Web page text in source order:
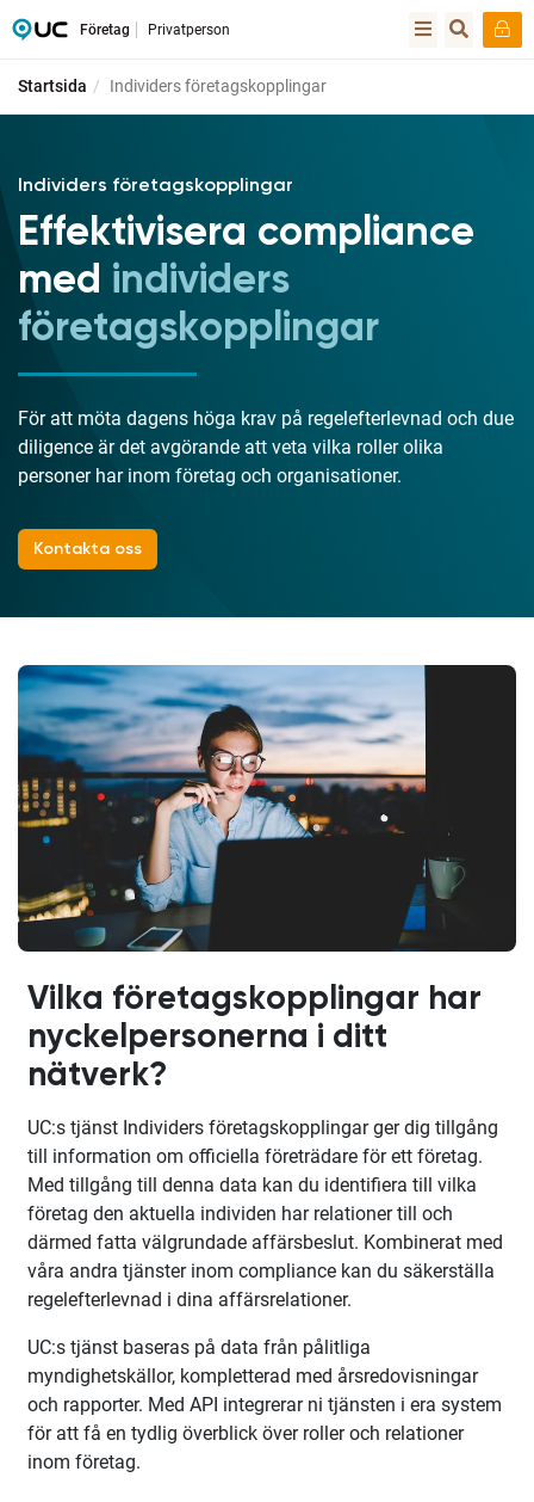
Företag Privatperson
Startsida Individers företagskopplingar
Individers företagskopplingar
Effektivisera compliance
med individers
företagskopplingar
För att möta dagens höga krav på regelefterlevnad och due
diligence är det avgörande att veta vilka roller olika
personer har inom företag och organisationer.
Kontakta oss
Vilka företagskopplingar har
nyckelpersonerna i ditt
nätverk?
UC:s tjänst Individers företagskopplingar ger dig tillgång
till information om officiella företrädare för ett företag.
Med tillgång till denna data kan du identifiera till vilka
företag den aktuella individen har relationer till och
därmed fatta välgrundade affärsbeslut. Kombinerat med
våra andra tjänster inom compliance kan du säkerställa
regelefterlevnad i dina affärsrelationer.
UC:s tjänst baseras på data från pålitliga
myndighetskällor, kompletterad med årsredovisningar
och rapporter. Med API integrerar ni tjänsten i era system
för att få en tydlig överblick över roller och relationer
inom företag.